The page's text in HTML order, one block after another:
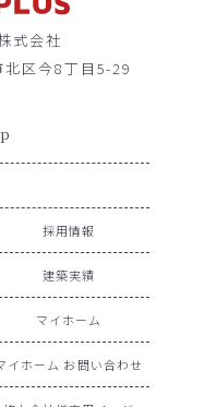
式会社
区今8丁目5-29
採用情報
建築実績
マイホーム
イホーム お問い合わせ